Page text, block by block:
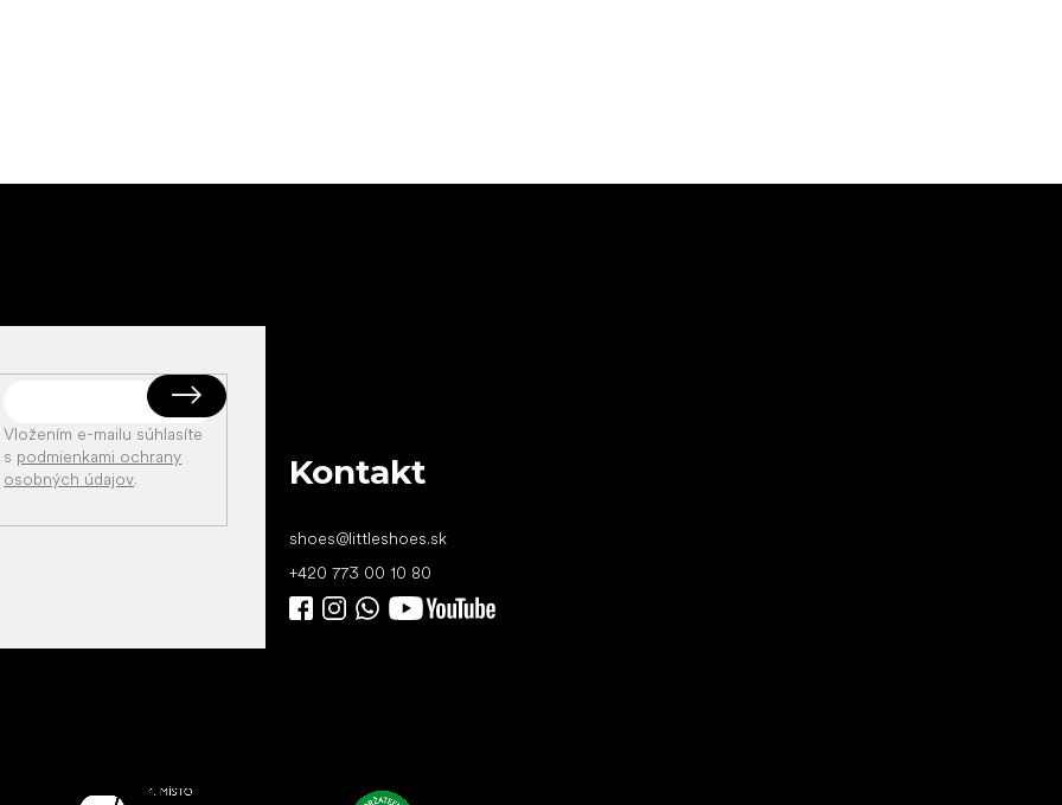
Vložením e-mailu súhlasíte
s podmienkami ochrany
osobných údajov. Kontakt
shoes@littleshoes.sk
+420 773 00 10 80